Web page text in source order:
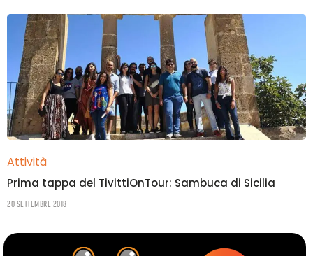
Attività
Prima tappa del TivittiOnTour: Sambuca di Sicilia
20 Settembre 2018